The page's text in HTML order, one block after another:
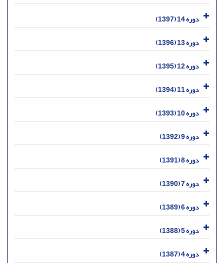
دوره 14 (1397)
دوره 13 (1396)
دوره 12 (1395)
دوره 11 (1394)
دوره 10 (1393)
دوره 9 (1392)
دوره 8 (1391)
دوره 7 (1390)
دوره 6 (1389)
دوره 5 (1388)
دوره 4 (1387)